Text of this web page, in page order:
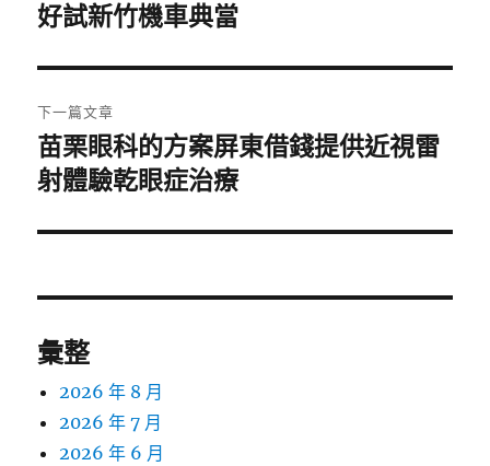
導
覽
一
文
章:
好試新竹機車典當
下一篇文章
下
一
文
苗栗眼科的方案屏東借錢提供近視雷
射體驗乾眼症治療
彙整
2026 年 8 月
2026 年 7 月
2026 年 6 月